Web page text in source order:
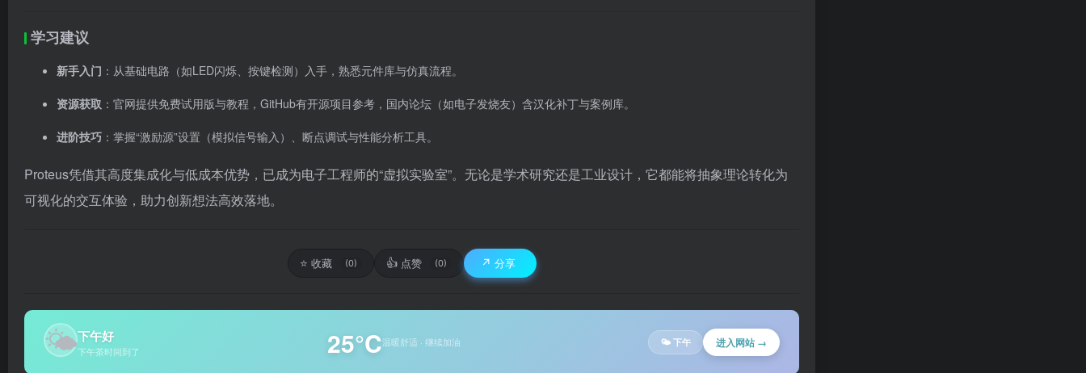
学习建议
新手入门 ：从基础电路（如LED闪烁、按键检测）入手，熟悉元件库与仿真流程。
资源获取 ：官网提供免费试用版与教程，GitHub有开源项目参考，国内论坛（如电子发烧友）含汉化补丁与案例库。
进阶技巧 ：掌握“激励源”设置（模拟信号输入）、断点调试与性能分析工具。
Proteus凭借其高度集成化与低成本优势，已成为电子工程师的“虚拟实验室”。无论是学术研究还是工业设计，它都能将抽象理论转化为
可视化的交互体验，助力创新想法高效落地。
⭐ 收藏 (0) 👍 点赞 (0) ↗️ 分享
🌤下午好
下午茶时间到了 25°C温暖舒适 · 继续加油 🌤 下午 进入网站 →